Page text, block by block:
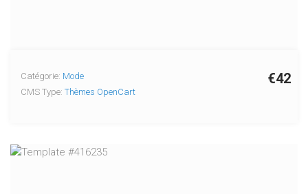
€42
Catégorie: Mode
CMS Type: Thèmes OpenCart